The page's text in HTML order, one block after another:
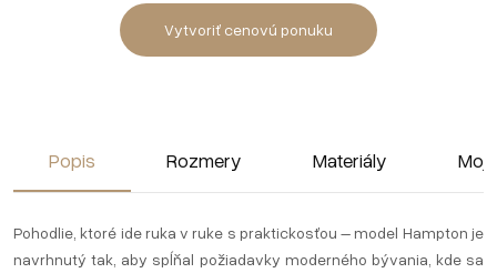
Vytvoriť cenovú ponuku
Popis Rozmery Materiály
Pohodlie, ktoré ide ruka v ruke s praktickosťou – model Hampton je
navrhnutý tak, aby spĺňal požiadavky moderného bývania, kde sa